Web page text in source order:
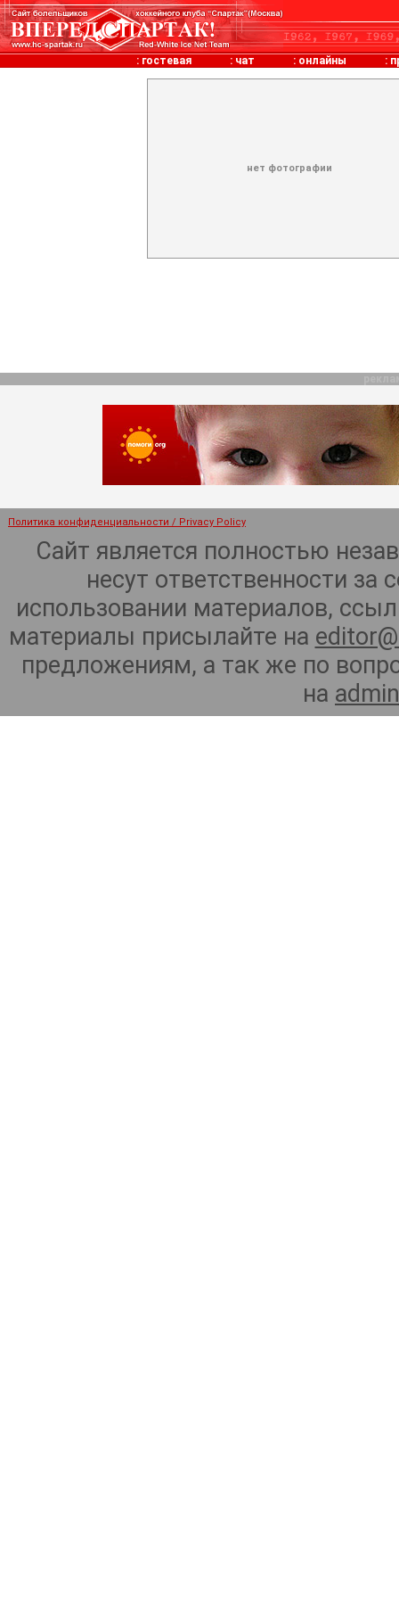
: гостевая : чат : онлайны :
нет фотографии
Политика конфиденциальности / Privacy Policy
Сайт является полностью
несут ответственности
использовании материалов,
материалы присылайте на
предложениям, а так же по
на